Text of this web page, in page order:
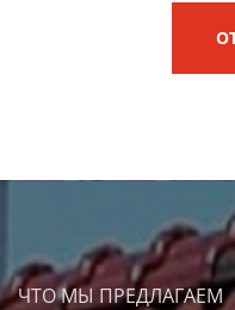
ЧТО МЫ ПРЕДЛАГАЕМ